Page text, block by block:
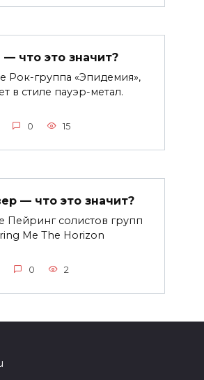
— что это значит?
Рок-группа «Эпидемия»,
в стиле пауэр-метал.
0 15
— что это значит?
Пейринг солистов групп
Me The Horizon
0 2